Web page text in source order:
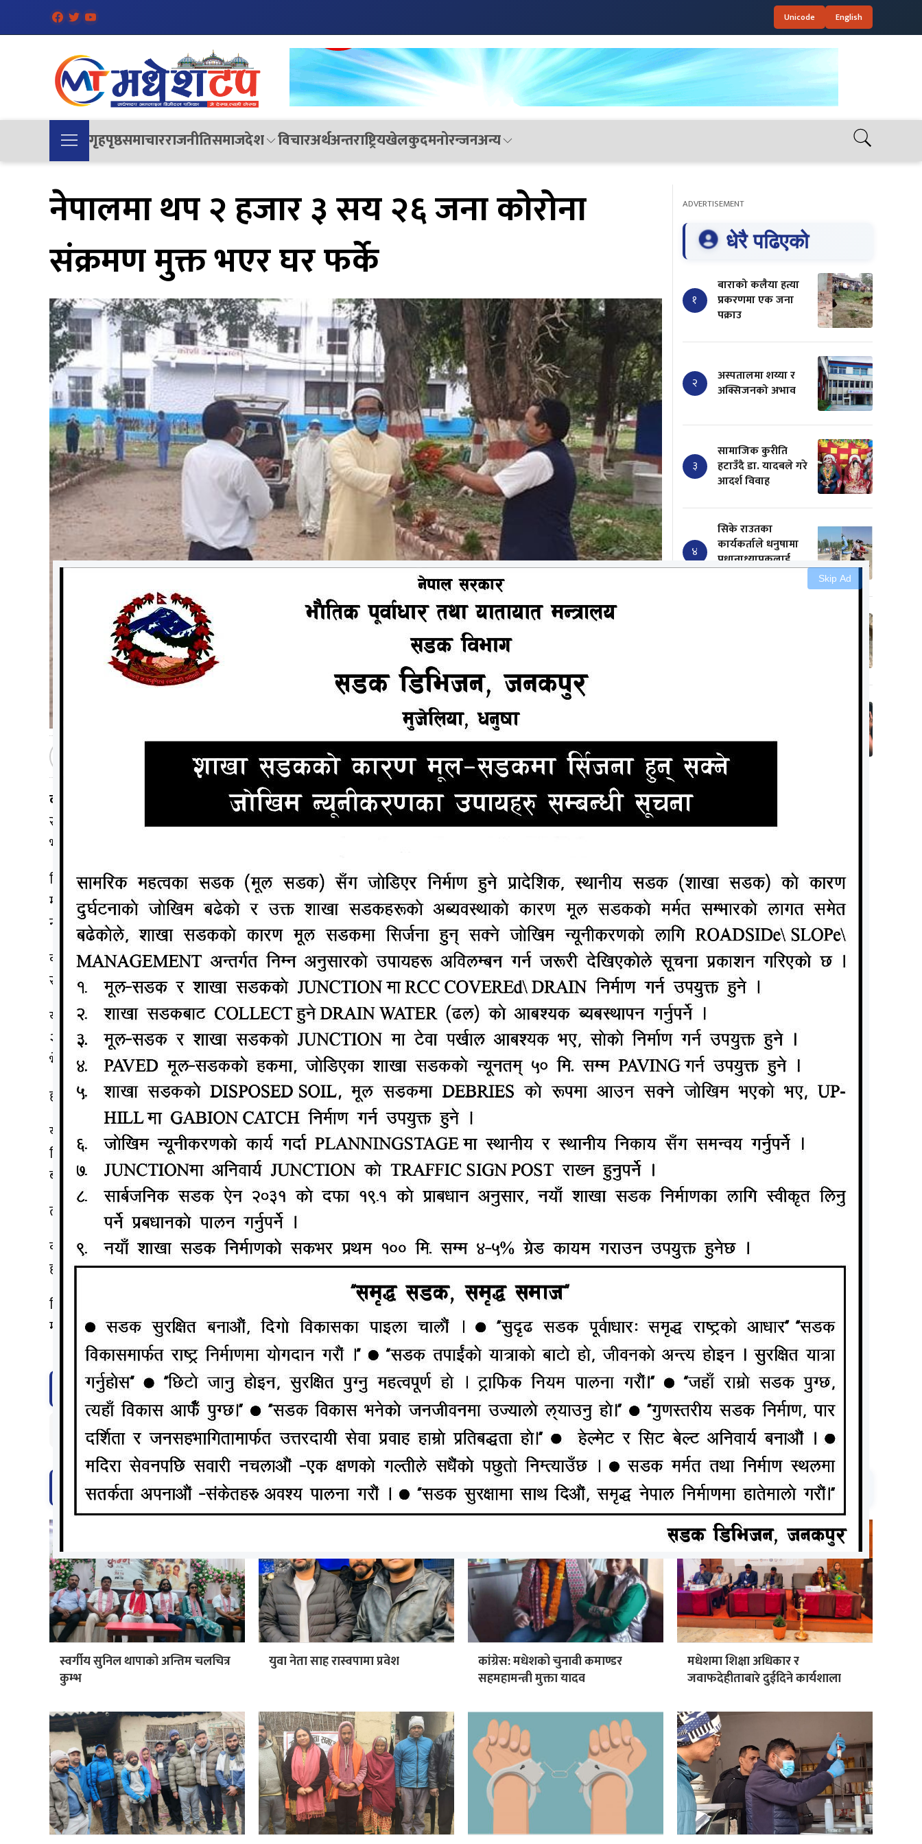
Skip Ad
Unicode English
गृहपृष्ठसमाचारराजनीतिसमाजदेश विचारअर्थअन्तराष्ट्रियखेलकुदमनोरन्जनअन्य
नेपालमा थप २ हजार ३ सय २६ जना कोरोना
संक्रमण मुक्त भएर घर फर्के
२०७७ कार्तिक २, आईतवार १६:४९
काठमाडौं ।
नेपालमा बितेको २४ घण्टामा थप २ हजार ३ सय २६ जना कोरोना संक्रमण मुक्त भएका छन् । योसँगै नेपालमा कोरोना
संक्रमण मुक्त हुनेको संख्या ९२ हजार १ सय ६६ पुगेको छ । कुल संक्रमित मध्ये ६९।७ प्रतिशत संक्रमित कोरोना संक्रमण मुक्त
भइसकेका स्वास्थ्य मन्त्रालयका प्रवक्ता प्राध्यापक डाक्टर जागेश्वर गौतमले जानकारी दिए ।
बितेको २४ घण्टामा नेपालमा थप २ हजार ९४२ जनामा कोरोना भाइरस (कोभिड-१९) संक्रमण पुष्टि भएको छ । स्वास्थ्य तथा जनसंख्या
मन्त्रालयले दिएको जानकारी अनुसार बितेको २४ घण्टामा देशका विभिन्न स्थानमा रहेका प्रयोगशालामा गरिएका १४ हजार ८७५
नमूनाको आरटी पिसिआर परिक्षणका क्रममा थप २ हजार ९४२ जनामा कोरोना संक्रमण पुष्टि भएको हो ।
काठमाडौंमा १ हजार ४६९, ललितपुरमा १३० र भक्तपुरमा ९९ जनासहित काठमाडौं उपत्यकामा मात्रै १ हजार ६९८ जनामा कोरोना
संक्रमण पुष्टि भएको छ । योसँगै नेपालमा कोरोना संक्रमितको कुल संख्या १ लाख ३२ हजार २४६ पुगेको छ ।
यसैबीच हालको अवस्थामा उपचाररत संक्रमितको संख्या ३९ हजार ३४१ रहेको मन्त्रालयले जनाएको छ । तिमध्ये होम आईसोलेसनमा
२६ हजार ४०८ जना र संस्थागत आईसोलेसनमा १२ हजार ९३३ जना छन् । तिमध्ये ३०१ जना संक्रमितको आईसियु र ६६ जनाको
भेन्टिलेटरमा उपचार भइरहेको छ ।
हाल देशका विभिन्न स्थानमा रहेका क्वारेन्टाईनमा ४ हजार ८३१ जना रहेका छन् ।
यस्तै काठमाडौंसहित, मोरङ, रुपन्देही, सुनसरी, ललितपुर, भक्तपुर, चितवन, सुर्खेत, मकवानपुर, बाँके, दाङ र कास्की गरि १२ वटा
जिल्लामा ५ सय बढी हालको अवस्थामा उपचाररत संक्रमित रहेको स्वास्थ्य मन्त्रालयका प्रवक्ता प्राध्यापक डाक्टर जागेश्वर गौतमले
बताएका छन् ।
त्यस्तै नेपालका ७७ वटा जिल्लामध्ये मुस्ताङमा सक्रिय कोरोना संक्रमितको संख्या शुन्य रहेको छ ।
कोरोना भाईरस संक्रमणका कारण नेपालमा हालसम्म ७३९ जनाको मृत्यु भएको छ । पछिल्लो २४ घण्टामा थप १२ जनाको मृत्यु भएको
हो । स्वास्थ्य मन्त्रालयले स्थिती अझ भयावह बन्दै गएको भन्दै थप सचेतना अपनाउन अनुरोध गरेको छ ।
हिजो (शनिवार) नेपालमा ३ हजार १६७ जनामा संक्रमण पुष्टि भएको थियो । १ हजार ८०० जना संक्रमणमुक्त भएका थिए भने १२ जनाको
मृत्यु भएको थियो ।
टिप्पणी दिनुहोस्
ADVERTISEMENT
धेरै पढिएको
१
बाराको कलैया हत्या
प्रकरणमा एक जना
पक्राउ
२
अस्पतालमा शय्या र
अक्सिजनको अभाव
३
सामाजिक कुरीति
हटाउँदै डा. यादबले गरे
आदर्श विवाह
४
सिके राउतका
कार्यकर्ताले धनुषामा
प्रधानाध्यापकलाई
चपलैचपलले पिटे
दबाब दिन्थे श्रीमान्,
एकदिन अचानक….
ADVERTISEMENT
सम्बन्धित समाचार
स्वर्गीय सुनिल थापाको अन्तिम चलचित्र
कुम्भ
युवा नेता साह रास्वपामा प्रवेश
कांग्रेस: मधेशको चुनावी कमाण्डर
सहमहामन्त्री मुक्ता यादव
मधेशमा शिक्षा अधिकार र
जवाफदेहीताबारे दुईदिने कार्यशाला